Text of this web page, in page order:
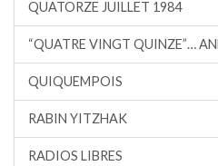
QUATORZE JUILLET 1984
“QUATRE VINGT QUINZE”…
QUIQUEMPOIS
RABIN YITZHAK
RADIOS LIBRES